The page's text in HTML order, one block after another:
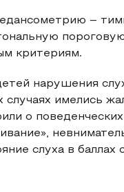
–
критериям.
нарушения
имелись
о
слуха в